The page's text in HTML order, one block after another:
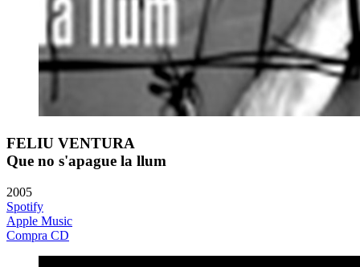
FELIU VENTURA
Que no s'apague la llum
2005
Spotify
Apple Music
Compra CD